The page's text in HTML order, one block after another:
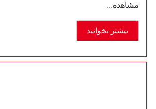
مشاهده...
بیشتر بخوانید